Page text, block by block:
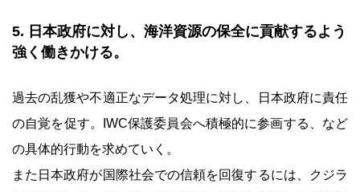
5. 日本政府に対し、海洋資源の保全に貢献するよう
強く働きかける。
過去の乱獲や不適正なデータ処理に対し、日本政府に責任
の自覚を促す。IWC保護委員会へ積極的に参画する、など
の具体的行動を求めていく。
また日本政府が国際社会での信頼を回復するには、クジラ